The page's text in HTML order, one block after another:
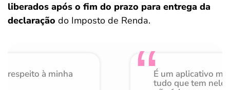
liberados após o fim do prazo para entrega da
declaração do Imposto de Renda.
respeito à minha É um aplicativo
tudo que tem nele